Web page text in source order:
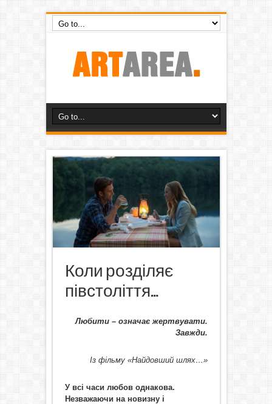
Коли розділяє
півстоліття…
Любити – означає жертвувати.
Завжди.
Із фільму «Найдовший шлях…»
У всі часи любов однакова.
Незважаючи на новизну і